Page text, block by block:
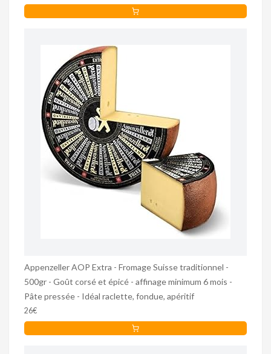
Appenzeller AOP Extra - Fromage Suisse traditionnel -
500gr - Goût corsé et épicé - affinage minimum 6 mois -
Pâte pressée - Idéal raclette, fondue, apéritif
26€